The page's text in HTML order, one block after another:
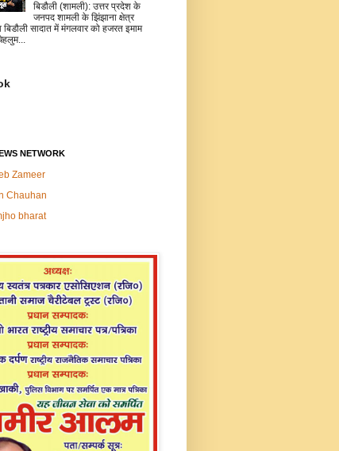
बिडौली (शामली): उत्तर प्रदेश के
जनपद शामली के झिंझाना क्षेत्र
बिडौली सादात में मंगलवार को हजरत इमाम
NETWORK
Zameer
Chauhan
bharat